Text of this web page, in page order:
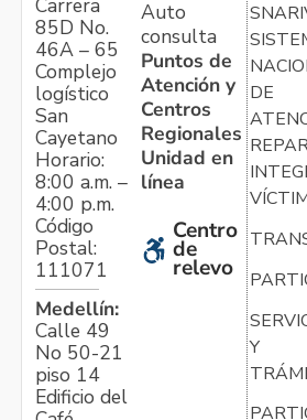
Carrera
85D No.
46A – 65
Complejo
logístico
San
Cayetano
Horario:
8:00 a.m. –
4:00 p.m.
Código
Postal:
111071
Medellín:
Calle 49
No 50-21
piso 14
Edificio del
Auto
consulta
Puntos de
Atención y
Centros
Regionales
Unidad en
línea
Centro
de
relevo
DE
Y